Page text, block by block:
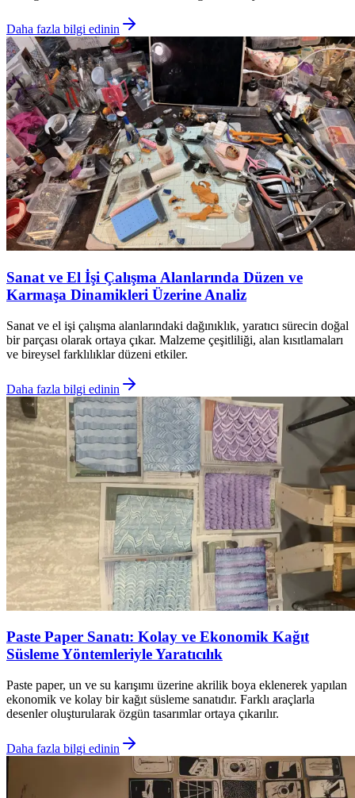
Daha fazla bilgi edinin
Sanat ve El İşi Çalışma Alanlarında Düzen ve
Karmaşa Dinamikleri Üzerine Analiz
Sanat ve el işi çalışma alanlarındaki dağınıklık, yaratıcı sürecin doğal
bir parçası olarak ortaya çıkar. Malzeme çeşitliliği, alan kısıtlamaları
ve bireysel farklılıklar düzeni etkiler.
Daha fazla bilgi edinin
Paste Paper Sanatı: Kolay ve Ekonomik Kağıt
Süsleme Yöntemleriyle Yaratıcılık
Paste paper, un ve su karışımı üzerine akrilik boya eklenerek yapılan
ekonomik ve kolay bir kağıt süsleme sanatıdır. Farklı araçlarla
desenler oluşturularak özgün tasarımlar ortaya çıkarılır.
Daha fazla bilgi edinin